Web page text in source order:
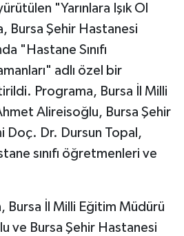
"Yarınlara Işık Ol
Bursa Şehir Hastanesi
"Hastane Sınıfı
adlı özel bir
Programa, Bursa İl Milli
Alireisoğlu, Bursa Şehir
Doç. Dr. Dursun Topal,
sınıfı öğretmenleri ve
Bursa İl Milli Eğitim Müdürü
ve Bursa Şehir Hastanesi